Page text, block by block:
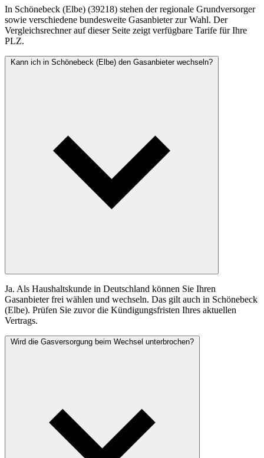
In Schönebeck (Elbe) (39218) stehen der regionale Grundversorger
sowie verschiedene bundesweite Gasanbieter zur Wahl. Der
Vergleichsrechner auf dieser Seite zeigt verfügbare Tarife für Ihre
PLZ.
Kann ich in Schönebeck (Elbe) den Gasanbieter wechseln?
Ja. Als Haushaltskunde in Deutschland können Sie Ihren
Gasanbieter frei wählen und wechseln. Das gilt auch in Schönebeck
(Elbe). Prüfen Sie zuvor die Kündigungsfristen Ihres aktuellen
Vertrags.
Wird die Gasversorgung beim Wechsel unterbrochen?